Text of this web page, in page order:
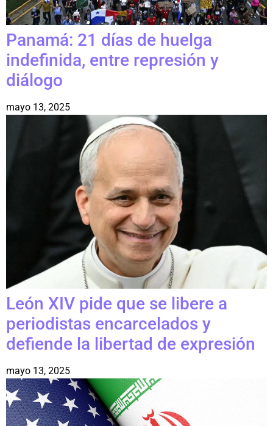
Panamá: 21 días de huelga
indefinida, entre represión y
diálogo
mayo 13, 2025
León XIV pide que se libere a
periodistas encarcelados y
defiende la libertad de expresión
mayo 13, 2025